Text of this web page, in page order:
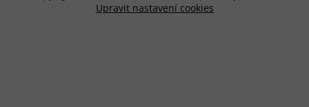
Upravit nastavení cookies